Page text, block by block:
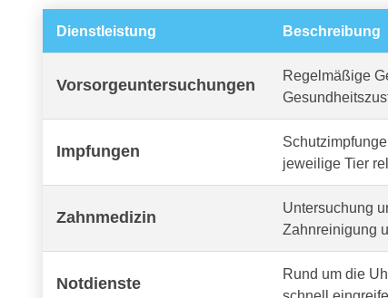
Dienstleistung Beschreibung
Vorsorgeuntersuchungen
Regelmäßige
Impfungen
jeweilige Tier
Zahnmedizin
Untersuchung
Zahnreinigung
Notdienste
Rund um die